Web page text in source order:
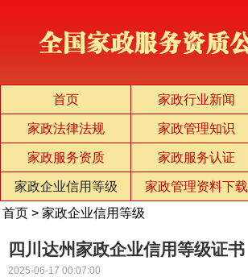
首页 家政行业新闻
家政法律法规 家政管理知识
家政服务资质 家政服务认证
家政企业信用等级 家政管理资料下载
首页 > 家政企业信用等级
四川达州家政企业信用等级证书
2025-06-17 00:07:00